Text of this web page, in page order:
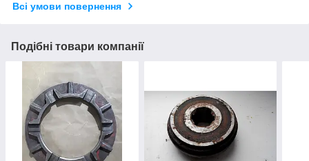
Всі умови повернення
Подібні товари компанії